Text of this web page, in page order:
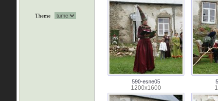
Theme
590-esne05
1200x1600